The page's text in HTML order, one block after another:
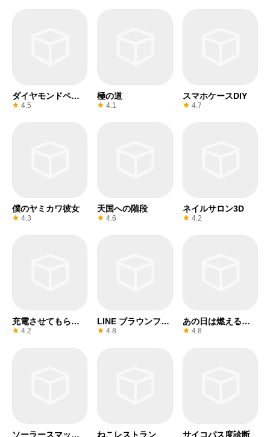
ダイヤモンドペイ
ンティングASMRぬ
4.5
極の道
4.1
スマホケースDIY
4.7
僕のヤミカワ彼女
4.3
天国への階段
4.6
ネイルサロン3D
4.2
充電させてもらえ
ませんか？
4.2
LINE ブラウンファ
ーム
4.8
あの日は燃えるゴ
ミの日だった
4.8
ソーラースマッシ
ねこレストラン サイコパス度診断